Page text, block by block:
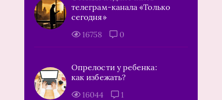
телеграм-канала «Только
сегодня»
16758
0
Опрелости у ребенка:
как избежать?
16044
1